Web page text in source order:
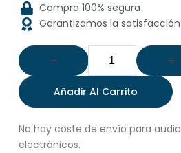
Compra 100% segura
Garantizamos la satisfacción
Añadir Al Carrito
No hay coste de envío para
electrónicos.